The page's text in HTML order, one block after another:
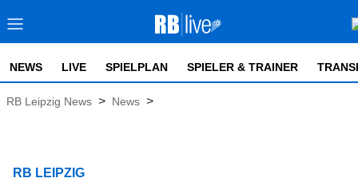
NEWS LIVE SPIELPLAN SPIELER & TRAINER
RB Leipzig News > News >
RB LEIPZIG